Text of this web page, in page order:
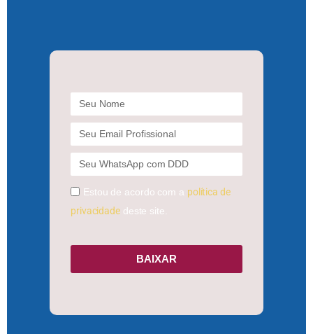
Estou de acordo com a política de
privacidadedeste site.
BAIXAR